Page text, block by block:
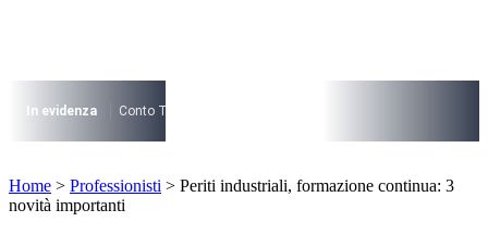
I più cercati
Lorem ipsum dolor sit amet consectetur
Lorem ipsum dolor sit amet consectetur
In evidenza Conto Termico
Lorem ipsum dolor sit amet consectetur
Home > Professionisti > Periti industriali, formazione continua: 3
novità importanti